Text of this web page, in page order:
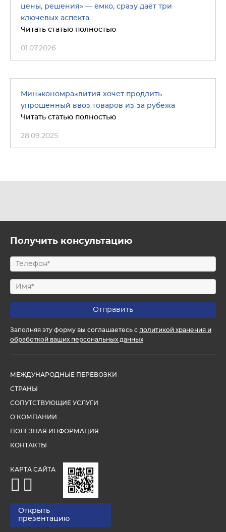
цены, решения» — ёмко, сразу даёт три
ключевых аспекта.
Читать статью полностью
01.07.2026
Минэкономразвития хочет продлить
упрощённый ввоз товаров из-за рубежа
Читать статью полностью
28.09.2025
Получить консультацию
Заполняя эту форму вы соглашаетесь с политикой хранения и
обработкой ваших персональных данных
МЕЖДУНАРОДНЫЕ ПЕРЕВОЗКИ
СТРАНЫ
СОПУТСТВУЮЩИЕ УСЛУГИ
О КОМПАНИИ
ПОЛЕЗНАЯ ИНФОРМАЦИЯ
КОНТАКТЫ
КАРТА САЙТА
Открыть
презентацию